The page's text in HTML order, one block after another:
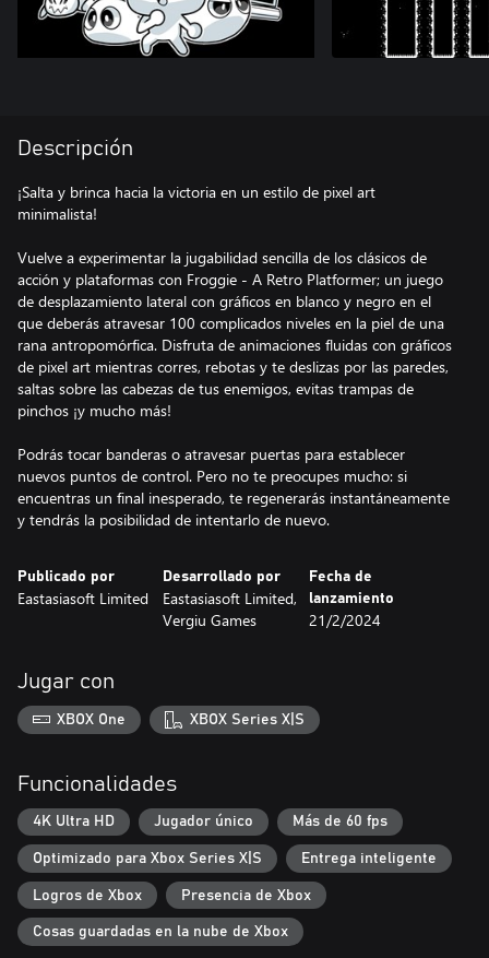
Descripción
¡Salta y brinca hacia la victoria en un estilo de pixel art
minimalista!
Vuelve a experimentar la jugabilidad sencilla de los clásicos de
acción y plataformas con Froggie - A Retro Platformer; un juego
de desplazamiento lateral con gráficos en blanco y negro en el
que deberás atravesar 100 complicados niveles en la piel de una
rana antropomórfica. Disfruta de animaciones fluidas con gráficos
de pixel art mientras corres, rebotas y te deslizas por las paredes,
saltas sobre las cabezas de tus enemigos, evitas trampas de
pinchos ¡y mucho más!
Podrás tocar banderas o atravesar puertas para establecer
nuevos puntos de control. Pero no te preocupes mucho: si
encuentras un final inesperado, te regenerarás instantáneamente
y tendrás la posibilidad de intentarlo de nuevo.
Publicado por
Eastasiasoft Limited
Desarrollado por
Eastasiasoft Limited,
Vergiu Games
Fecha de
lanzamiento
21/2/2024
Jugar con
XBOX One XBOX Series X|S
Funcionalidades
4K Ultra HD Jugador único Más de 60 fps
Optimizado para Xbox Series X|S Entrega inteligente
Logros de Xbox Presencia de Xbox
Cosas guardadas en la nube de Xbox